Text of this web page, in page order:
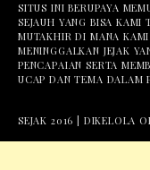
SITUS INI BERUPAYA
SEJAUH YANG BISA
MUTAKHIR DI MANA
MENINGGALKAN JEJAK
PENCAPAIAN SERTA
UCAP DAN TEMA DALAM
SEJAK 2016 | DIKELOLA